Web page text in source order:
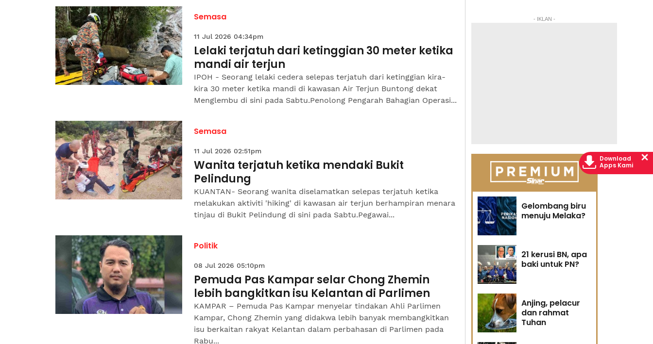
Semasa
11 Jul 2026 04:34pm
Lelaki terjatuh dari ketinggian 30 meter ketika
mandi air terjun
IPOH - Seorang lelaki cedera selepas terjatuh dari ketinggian kira-
kira 30 meter ketika mandi di kawasan Air Terjun Buntong dekat
Menglembu di sini pada Sabtu.Penolong Pengarah Bahagian Operasi...
Semasa
11 Jul 2026 02:51pm
Wanita terjatuh ketika mendaki Bukit
Pelindung
KUANTAN- Seorang wanita diselamatkan selepas terjatuh ketika
melakukan aktiviti 'hiking' di kawasan air terjun berhampiran menara
tinjau di Bukit Pelindung di sini pada Sabtu.Pegawai...
Politik
08 Jul 2026 05:10pm
Pemuda Pas Kampar selar Chong Zhemin
lebih bangkitkan isu Kelantan di Parlimen
KAMPAR – Pemuda Pas Kampar menyelar tindakan Ahli Parlimen
Kampar, Chong Zhemin yang didakwa lebih banyak membangkitkan
isu berkaitan rakyat Kelantan dalam perbahasan di Parlimen pada
Rabu...
- IKLAN -
Gelombang biru
menuju Melaka?
21 kerusi BN, apa
baki untuk PN?
Anjing, pelacur
dan rahmat
Tuhan
Download
Apps Kami